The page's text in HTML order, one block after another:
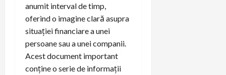
anumit interval de timp,
oferind o imagine clară asupra
situației financiare a unei
persoane sau a unei companii.
Acest document important
conține o serie de informații